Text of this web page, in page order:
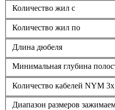
Количество жил с
Количество жил по
Длина дюбеля
Минимальная глубина
Количество кабелей NYM
Диапазон размеров